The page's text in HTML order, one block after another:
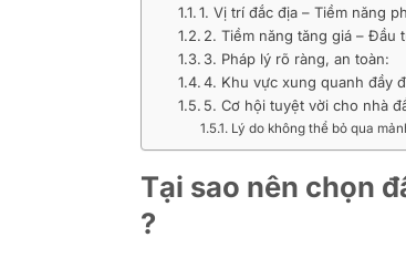
1. Vị trí đắc địa – Tiềm năng
2. Tiềm năng tăng giá – Đầu
3. Pháp lý rõ ràng, an toàn:
4. Khu vực xung quanh đầy
5. Cơ hội tuyệt vời cho nhà
Lý do không thể bỏ qua
Tại sao nên chọn
?